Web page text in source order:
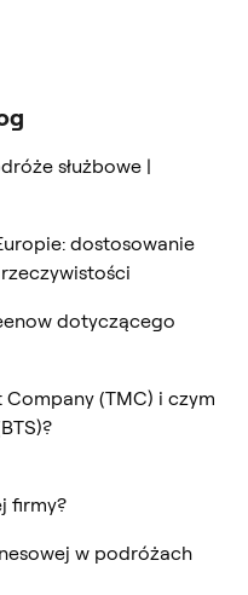
służbowe |
dostosowanie
dotyczącego
(TMC) i czym
firmy?
w podróżach